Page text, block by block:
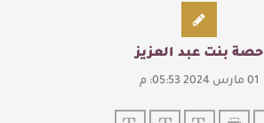
حصة بنت عبد العزيز
01 مارس 2024 05:53: م